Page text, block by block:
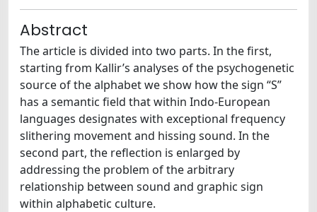
Abstract
The article is divided into two parts. In the first,
starting from Kallir’s analyses of the psychogenetic
source of the alphabet we show how the sign “S”
has a semantic field that within Indo-European
languages designates with exceptional frequency
slithering movement and hissing sound. In the
second part, the reflection is enlarged by
addressing the problem of the arbitrary
relationship between sound and graphic sign
within alphabetic culture.